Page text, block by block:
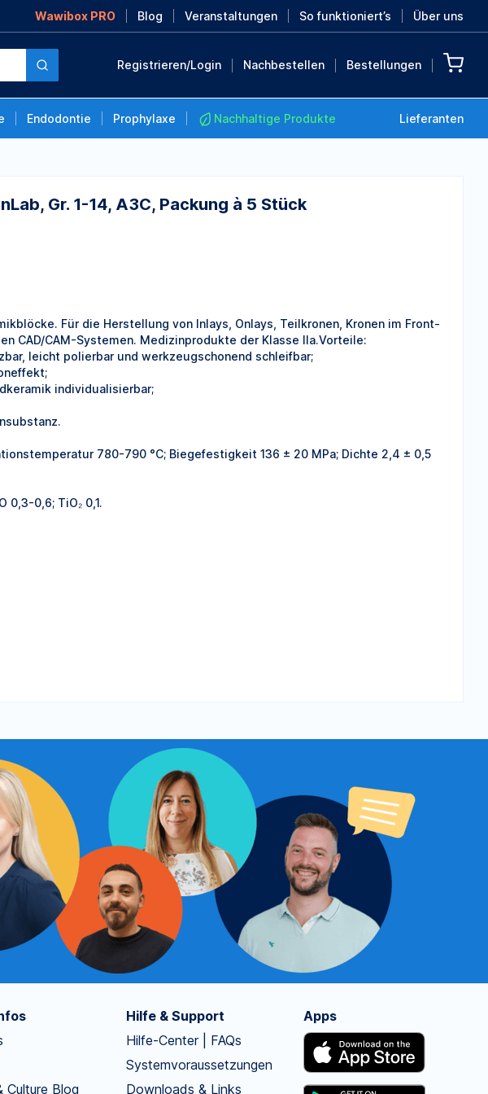
Wawibox PRO Blog Veranstaltungen So funktioniert’s Über uns
Registrieren/Login Nachbestellen Bestellungen
Endodontie Prophylaxe Nachhaltige Produkte Lieferanten
MEHR ENTDECKEN
Gr. 1-14, A3C, Packung à 5 Stück
Für die Herstellung von Inlays, Onlays, Teilkronen, Kronen im Front-
CAD/CAM-Systemen. Medizinprodukte der Klasse IIa.Vorteile:
leicht polierbar und werkzeugschonend schleifbar;
individualisierbar;
780-790 °C; Biegefestigkeit 136 ± 20 MPa; Dichte 2,4 ± 0,5
0,3-0,6; TiO₂ 0,1.
Culture Blog
Hilfe & Support
Hilfe-Center | FAQs
Systemvoraussetzungen
Downloads & Links
Apps